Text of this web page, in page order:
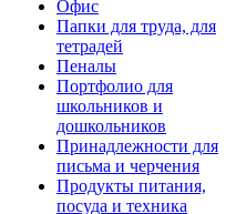
Офис
Папки для труда, для
тетрадей
Пеналы
Портфолио для
школьников и
дошкольников
Принадлежности для
письма и черчения
Продукты питания,
посуда и техника